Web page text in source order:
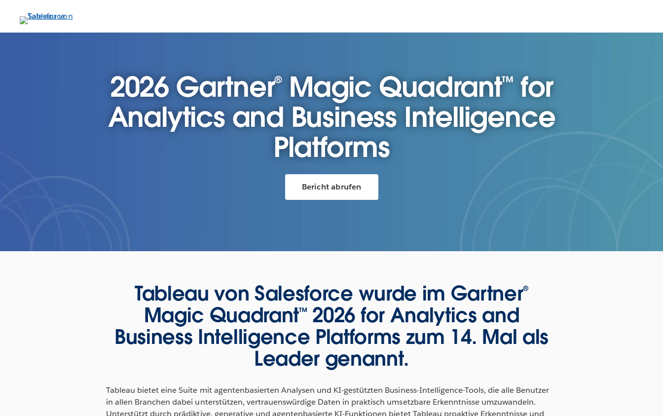
2026 Gartner® Magic Quadrant™ for
Analytics and Business Intelligence
Platforms
Bericht abrufen
Tableau von Salesforce wurde im Gartner®
Magic Quadrant™ 2026 for Analytics and
Business Intelligence Platforms zum 14. Mal als
Leader genannt.
Tableau bietet eine Suite mit agentenbasierten Analysen und KI-gestützten Business-Intelligence-Tools, die alle Benutzer
in allen Branchen dabei unterstützen, vertrauenswürdige Daten in praktisch umsetzbare Erkenntnisse umzuwandeln.
Unterstützt durch prädiktive, generative und agentenbasierte KI-Funktionen bietet Tableau proaktive Erkenntnisse und